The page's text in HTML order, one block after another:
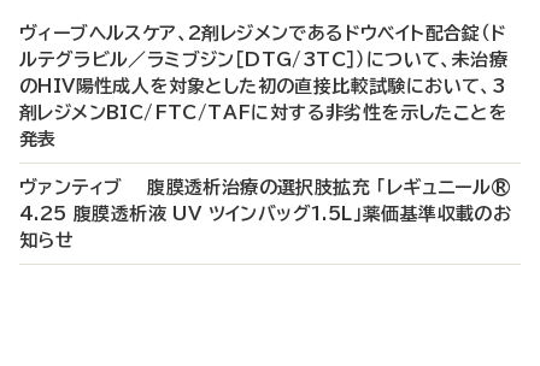
ヴィーブヘルスケア、2剤レジメンであるドウベイト配合錠（ド
ルテグラビル／ラミブジン［DTG/3TC］）について、未治療
のHIV陽性成人を対象とした初の直接比較試験において、3
剤レジメンBIC/FTC/TAFに対する非劣性を示したことを
発表
ヴァンティブ 腹膜透析治療の選択肢拡充 「レギュニール®
4.25 腹膜透析液 UV ツインバッグ1.5L」薬価基準収載のお
知らせ